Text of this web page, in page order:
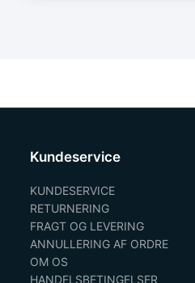
Kundeservice
KUNDESERVICE
RETURNERING
FRAGT OG LEVERING
ANNULLERING AF ORDRE
OM OS
HANDELSBETINGELSER